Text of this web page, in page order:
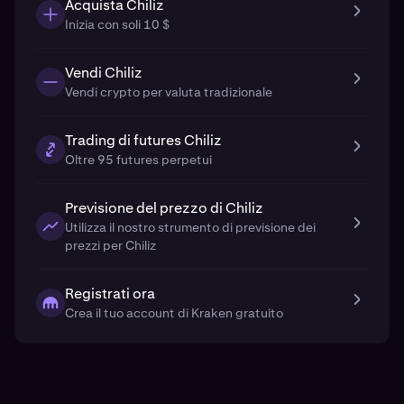
Acquista Chiliz
Inizia con soli 10 $
Vendi Chiliz
Vendi crypto per valuta tradizionale
Trading di futures Chiliz
Oltre 95 futures perpetui
Previsione del prezzo di Chiliz
Utilizza il nostro strumento di previsione dei
prezzi per Chiliz
Registrati ora
Crea il tuo account di Kraken gratuito